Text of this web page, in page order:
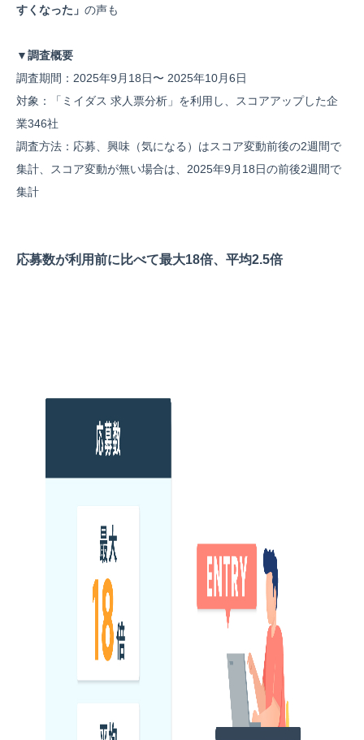
すくなった」 の声も
▼調査概要
調査期間：2025年9月18日〜 2025年10月6日
対象：「ミイダス 求人票分析」を利用し、スコアアップした企
業346社
調査方法：応募、興味（気になる）はスコア変動前後の2週間で
集計、スコア変動が無い場合は、2025年9月18日の前後2週間で
集計
応募数が利用前に比べて最大18倍、平均2.5倍